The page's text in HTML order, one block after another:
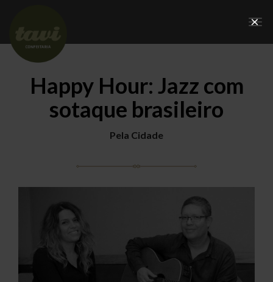
Happy Hour: Jazz com
sotaque brasileiro
Pela Cidade
×